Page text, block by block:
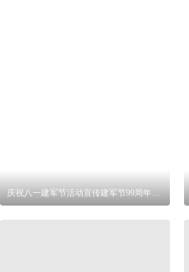
庆祝八一建军节活动宣传建军节99周年展板